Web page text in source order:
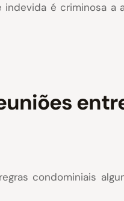
indevida é criminosa
condominiais